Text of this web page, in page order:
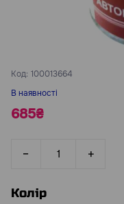
Код: 100013664
В наявності
685₴
Колір